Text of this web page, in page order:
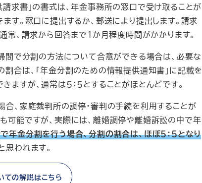
求書」の書式は、年金事務所の窓口で受け取ることが
す。窓口に提出するか、郵送により提出します。請求
常、請求から回答まで１か月程度時間がかかります。
間で分割の方法について合意ができる場合は、必要な
合は、「年金分割のための情報提供通知書」に記載を
すが、通常は５：５とすることがほとんどです。
、家庭裁判所の調停・審判の手続を利用することが
可能ですが、実際には、離婚調停や離婚訴訟の中で年
年金分割を行う場合、分割の割合は、ほぼ５：５となり
われます。
ての解説はこちら